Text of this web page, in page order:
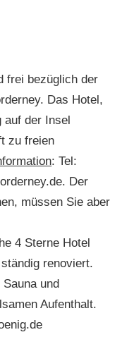
frei bezüglich der
Das Hotel,
auf der Insel
zu freien
: Tel:
Der
müssen Sie aber
4 Sterne Hotel
renoviert.
und
Aufenthalt.